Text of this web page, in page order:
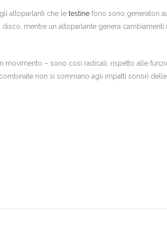
altoparlanti che le testine fono sono generatori
mentre un altoparlante genera cambiamenti
movimento – sono così radicali, rispetto alle
non si sommano agli impatti sonori